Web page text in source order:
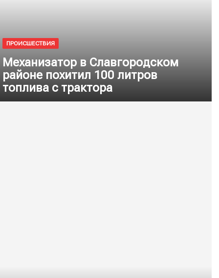
ПРОИСШЕСТВИЯ
Механизатор в Славгородском
районе похитил 100 литров
топлива с трактора